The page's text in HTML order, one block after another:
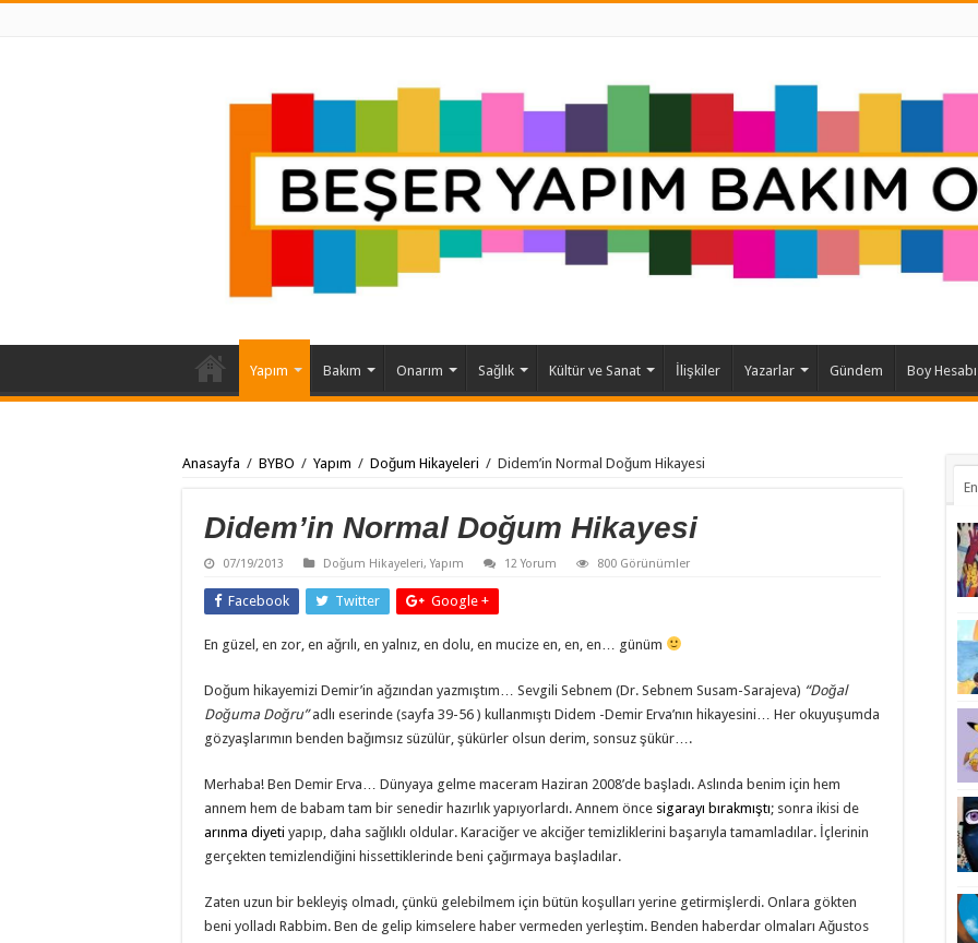
Yapım Bakım Onarım Sağlık Kültür ve Sanat İlişkiler Yazarlar Gündem Boy Hesabı
Anasayfa / BYBO / Yapım / Doğum Hikayeleri / Didem’in Normal Doğum Hikayesi
Didem’in Normal Doğum Hikayesi
07/19/2013 Doğum Hikayeleri,Yapım 12 Yorum 800 Görünümler
Facebook Twitter Google +
En güzel, en zor, en ağrılı, en yalnız, en dolu, en mucize en, en, en… günüm
Doğum hikayemizi Demir’in ağzından yazmıştım… Sevgili Sebnem (Dr. Sebnem Susam-Sarajeva) “Doğal
Doğuma Doğru”adlı eserinde (sayfa 39-56 ) kullanmıştı Didem -Demir Erva’nın hikayesini… Her okuyuşumda
gözyaşlarımın benden bağımsız süzülür, şükürler olsun derim, sonsuz şükür….
Merhaba! Ben Demir Erva… Dünyaya gelme maceram Haziran 2008’de başladı. Aslında benim için hem
annem hem de babam tam bir senedir hazırlık yapıyorlardı. Annem önce sigarayı bırakmıştı; sonra ikisi de
arınma diyeti yapıp, daha sağlıklı oldular. Karaciğer ve akciğer temizliklerini başarıyla tamamladılar. İçlerinin
gerçekten temizlendiğini hissettiklerinde beni çağırmaya başladılar.
Zaten uzun bir bekleyiş olmadı, çünkü gelebilmem için bütün koşulları yerine getirmişlerdi. Onlara gökten
beni yolladı Rabbim. Ben de gelip kimselere haber vermeden yerleştim. Benden haberdar olmaları Ağustos